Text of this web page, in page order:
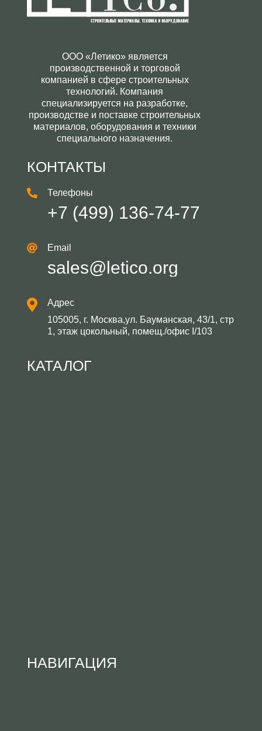
ООО «Летико» является
производственной и торговой
компанией в сфере строительных
технологий. Компания
специализируется на разработке,
производстве и поставке строительных
материалов, оборудования и техники
специального назначения.
КОНТАКТЫ
Телефоны
+7 (499) 136-74-77
Email
sales@letico.org
Адрес
105005, г. Москва,ул. Бауманская, 43/1, стр
1, этаж цокольный, помещ./офис I/103
КАТАЛОГ
НАВИГАЦИЯ